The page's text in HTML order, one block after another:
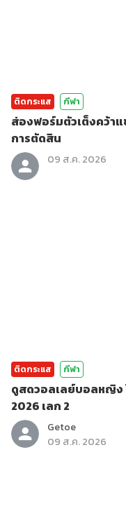
ติดกระแส กีฬา
ส่องฟอร์มตัวเต็งคว้าแ
การตัดสิน
09 ส.ค. 2026
ติดกระแส กีฬา
ดูสดวอลเลย์บอลหญิง
2026 เลก 2
Getoe
09 ส.ค. 2026